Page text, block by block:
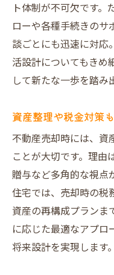
ト体制が不可欠です
ローや各種手続きの
談ごとにも迅速に対応
活設計についてもきめ
して新たな一歩を踏み
資産整理や税金対策
不動産売却時には、資
ことが大切です。理由
贈与など多角的な視点
住宅では、売却時の税
資産の再構成プランま
に応じた最適なアプロ
将来設計を実現します。